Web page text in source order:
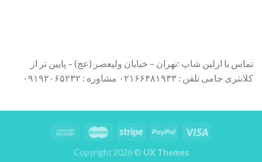
تماس با ارلین شاپ :تهران – خیابان ولیعصر (عج) – پایین تر از
کلانتری جامی تلفن : ۰۲۱۶۶۴۸۱۹۳۳ مشاوره : ۰۹۱۹۲۰۶۵۲۳۲
Copyright 2026 © UX Themes